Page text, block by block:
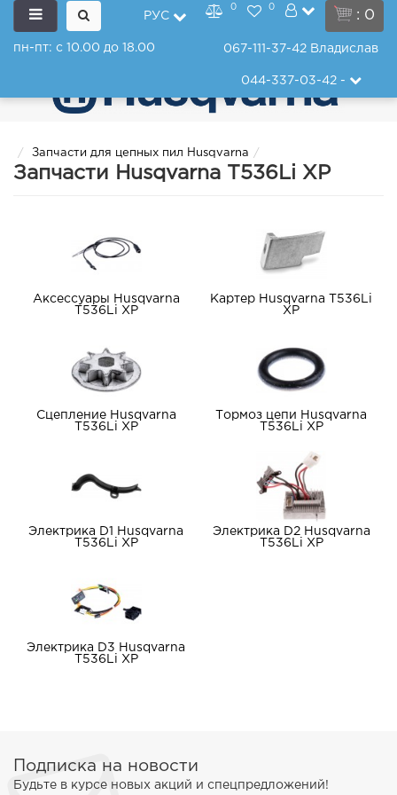
: 0
РУС
0 0
пн-пт: с 10.00 до 18.00 067-111-37-42 Владислав
044-337-03-42-
Запчасти для цепных пил Husqvarna
Запчасти Husqvarna T536Li XP
Аксессуары Husqvarna
T536Li XP
Картер Husqvarna T536Li
XP
Сцепление Husqvarna
T536Li XP
Тормоз цепи Husqvarna
T536Li XP
Электрика D1 Husqvarna
T536Li XP
Электрика D2 Husqvarna
T536Li XP
Электрика D3 Husqvarna
T536Li XP
Подписка на новости
Будьте в курсе новых акций и спецпредложений!